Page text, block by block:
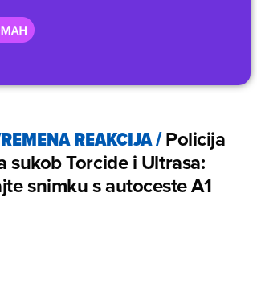
REAKCIJA/Policija
sukob Torcide i Ultrasa:
snimku s autoceste A1